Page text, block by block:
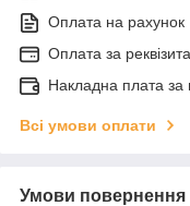
Оплата на рахунок
Оплата за
Накладна плата
Всі умови оплати
Умови повернення